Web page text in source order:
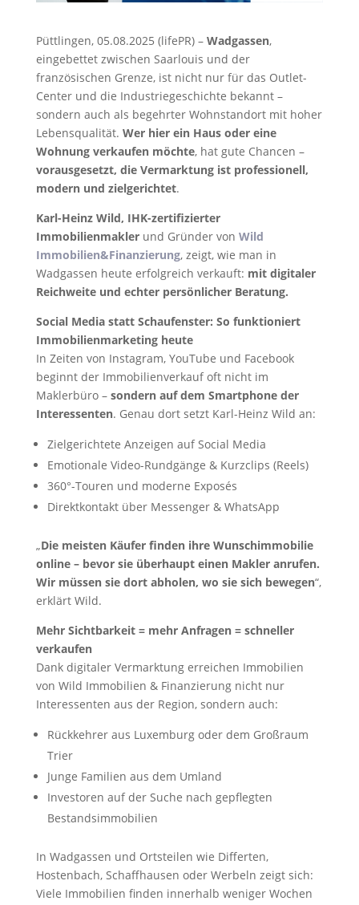
Püttlingen, 05.08.2025 (lifePR) – Wadgassen,
eingebettet zwischen Saarlouis und der
französischen Grenze, ist nicht nur für das Outlet-
Center und die Industriegeschichte bekannt –
sondern auch als begehrter Wohnstandort mit hoher
Lebensqualität. Wer hier ein Haus oder eine
Wohnung verkaufen möchte, hat gute Chancen –
vorausgesetzt, die Vermarktung ist professionell,
modern und zielgerichtet.
Karl-Heinz Wild, IHK-zertifizierter
Immobilienmaklerund Gründer von Wild
Immobilien&Finanzierung, zeigt, wie man in
Wadgassen heute erfolgreich verkauft: mit digitaler
Reichweite und echter persönlicher Beratung.
Social Media statt Schaufenster: So funktioniert
Immobilienmarketing heute
In Zeiten von Instagram, YouTube und Facebook
beginnt der Immobilienverkauf oft nicht im
Maklerbüro –sondern auf dem Smartphone der
Interessenten. Genau dort setzt Karl-Heinz Wild an:
Zielgerichtete Anzeigen auf Social Media
Emotionale Video-Rundgänge & Kurzclips (Reels)
360°-Touren und moderne Exposés
Direktkontakt über Messenger & WhatsApp
„Die meisten Käufer finden ihre Wunschimmobilie
online – bevor sie überhaupt einen Makler anrufen.
Wir müssen sie dort abholen, wo sie sich bewegen“,
erklärt Wild.
Mehr Sichtbarkeit = mehr Anfragen = schneller
verkaufen
Dank digitaler Vermarktung erreichen Immobilien
von Wild Immobilien & Finanzierung nicht nur
Interessenten aus der Region, sondern auch:
Rückkehrer aus Luxemburg oder dem Großraum
Trier
Junge Familien aus dem Umland
Investoren auf der Suche nach gepflegten
Bestandsimmobilien
In Wadgassen und Ortsteilen wie Differten,
Hostenbach, Schaffhausen oder Werbeln zeigt sich:
Viele Immobilien finden innerhalb weniger Wochen